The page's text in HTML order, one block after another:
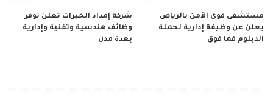
مستشفى قوى الأمن بالرياض
يعلن عن وظيفة إدارية لحملة
الدبلوم فما فوق
شركة إمداد الخبرات تعلن توفر
وظائف هندسية وتقنية وإدارية
بعدة مدن